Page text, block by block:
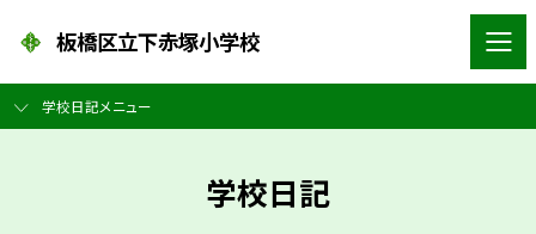
板橋区立下赤塚小学校
学校日記メニュー
学校日記